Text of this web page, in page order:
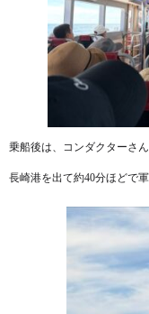
乗船後は、コンダクターさ
長崎港を出て約40分ほどで